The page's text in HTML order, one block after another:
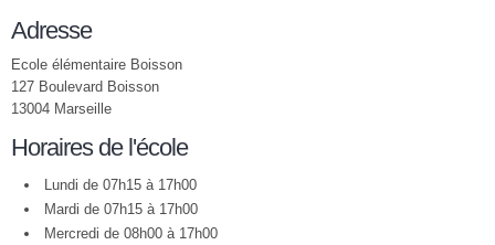
Adresse
Ecole élémentaire Boisson
127 Boulevard Boisson
13004 Marseille
Horaires de l'école
Lundi de 07h15 à 17h00
Mardi de 07h15 à 17h00
Mercredi de 08h00 à 17h00